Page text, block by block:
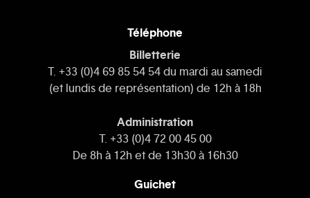
Téléphone
Billetterie
T. +33 (0)4 69 85 54 54 du mardi au samedi
(et lundis de représentation) de 12h à 18h
Administration
T. +33 (0)4 72 00 45 00
De 8h à 12h et de 13h30 à 16h30
Guichet